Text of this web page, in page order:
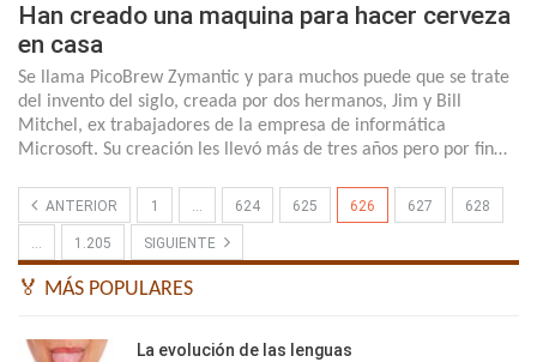
Han creado una maquina para hacer cerveza
en casa
Se llama PicoBrew Zymantic y para muchos puede que se trate
del invento del siglo, creada por dos hermanos, Jim y Bill
Mitchel, ex trabajadores de la empresa de informática
Microsoft. Su creación les llevó más de tres años pero por fin…
ANTERIOR 1 … 624 625 626 627 628
… 1.205 SIGUIENTE
🏅 MÁS POPULARES
La evolución de las lenguas